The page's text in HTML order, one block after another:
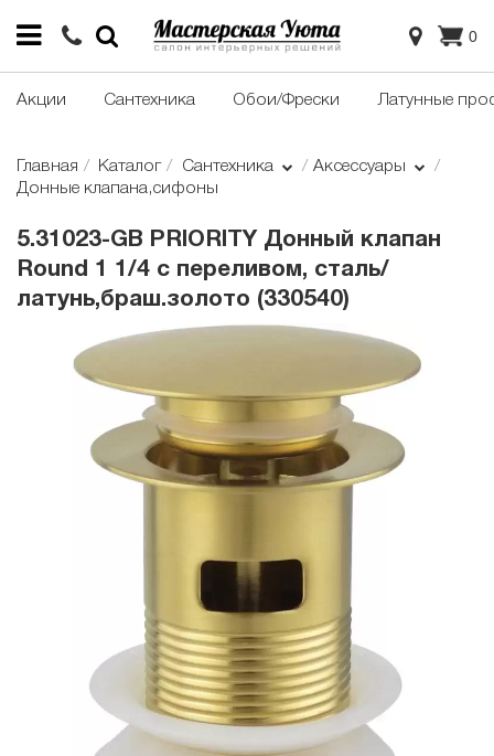
0
Акции Сантехника Обои/Фрески Латунные
Главная Каталог Сантехника
Аксессуары
Донные клапана,сифоны
5.31023-GB PRIORITY Донный клапан
Round 1 1/4 с переливом, сталь/
латунь,браш.золото (330540)